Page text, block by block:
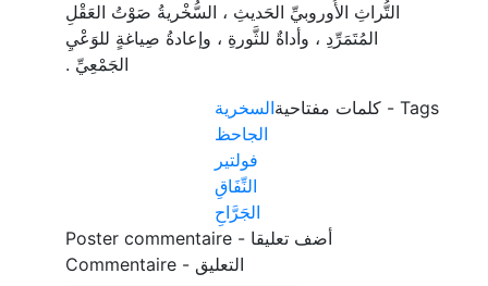
التُّراثِ الأُوروبيِّ الحَديثِ ، السُّخْريةُ صَوْتُ العَقْلِ
المُتَمَرِّدِ ، وأداةٌ للثَّورةِ ، وإعادةُ صِياغةٍ للوَعْيِ
الجَمْعِيِّ .
Tags
- كلمات مفتاحيةالسخرية
الجاحظ
فولتير
النِّفَاقِ
الجَرَّاحِ
Poster commentaire - أضف تعليقا
Commentaire - التعليق